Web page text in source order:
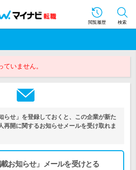
閲覧履歴 検索
いません。
らせ」を登録しておくと、この企業が新た
再開に関するお知らせメールを受け取れま
お知らせ」メールを受けとる